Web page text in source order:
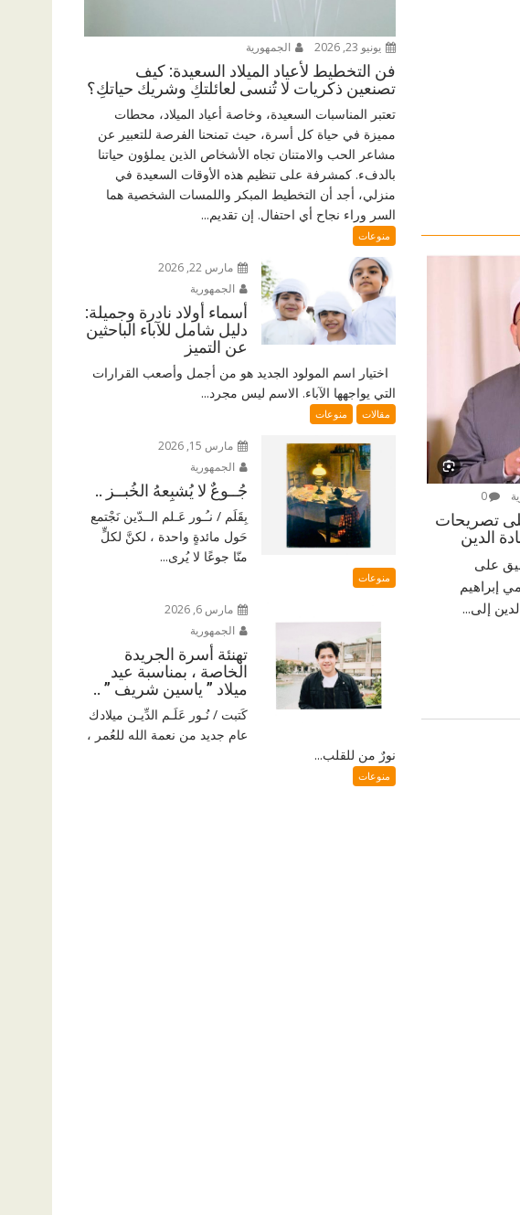
0
تصريحات
الدين
على
إبراهيم
إلى...
يونيو 23, 2026 الجمهورية
فن التخطيط لأعياد الميلاد السعيدة: كيف
تصنعين ذكريات لا تُنسى لعائلتكِ وشريك حياتكِ؟
تعتبر المناسبات السعيدة، وخاصة أعياد الميلاد، محطات
مميزة في حياة كل أسرة، حيث تمنحنا الفرصة للتعبير عن
مشاعر الحب والامتنان تجاه الأشخاص الذين يملؤون حياتنا
بالدفء. كمشرفة على تنظيم هذه الأوقات السعيدة في
منزلي، أجد أن التخطيط المبكر واللمسات الشخصية هما
السر وراء نجاح أي احتفال. إن تقديم...
منوعات
مارس 22, 2026
الجمهورية
أسماء أولاد نادرة وجميلة:
دليل شامل للآباء الباحثين
عن التميز
اختيار اسم المولود الجديد هو من أجمل وأصعب القرارات
التي يواجهها الآباء. الاسم ليس مجرد...
مقالات منوعات
مارس 15, 2026
الجمهورية
جُــوعٌ لا يُشبِعهُ الخُبــز ..
بِقَلَم / نـُـور عَـلم الــدّين نَجْتمع
حَول مائدةٍ واحدة ، لكنَّ لكلٍّ
منّا جوعًا لا يُرى...
منوعات
مارس 6, 2026
الجمهورية
تهنئة أسرة الجريدة
الخاصة ، بمناسبة عيد
ميلاد ” ياسين شريف ” ..
كَتبت / نُـور عَلَـم الدِّيـن ميلادك
عام جديد من نعمة الله للعُمر ،
نورٌ من للقلب...
منوعات